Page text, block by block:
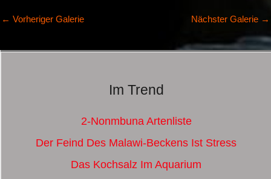
← Vorheriger Galerie Nächster Galerie →
Im Trend
2-Nonmbuna Artenliste
Der Feind Des Malawi-Beckens Ist Stress
Das Kochsalz Im Aquarium